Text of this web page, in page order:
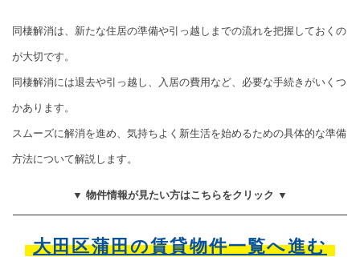
同棲解消は、新たな住居の準備や引っ越しまでの流れを把握しておくの
が大切です。
同棲解消には退去や引っ越し、入居の費用など、必要な手続きがいくつ
かあります。
スムーズに解消を進め、気持ちよく新生活を始めるための具体的な準備
方法について解説します。
▼ 物件情報が見たい方はこちらをクリック ▼
大田区蒲田の賃貸物件一覧へ進む